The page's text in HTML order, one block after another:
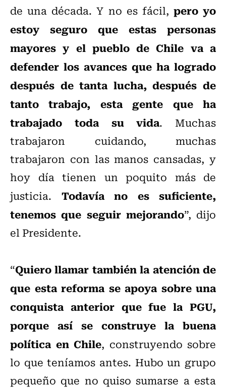
de una década. Y no es fácil, pero yo
estoy seguro que estas personas
mayores y el pueblo de Chile va a
defender los avances que ha logrado
después de tanta lucha, después de
tanto trabajo, esta gente que ha
trabajado toda su vida. Muchas
trabajaron cuidando, muchas
trabajaron con las manos cansadas, y
hoy día tienen un poquito más de
justicia. Todavía no es suficiente,
tenemos que seguir mejorando”, dijo
el Presidente.
“Quiero llamar también la atención de
que esta reforma se apoya sobre una
conquista anterior que fue la PGU,
porque así se construye la buena
política en Chile, construyendo sobre
lo que teníamos antes. Hubo un grupo
pequeño que no quiso sumarse a esta